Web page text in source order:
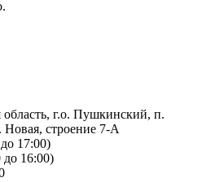
область, г.о. Пушкинский, п.
строение 7-А
17:00)
до 16:00)